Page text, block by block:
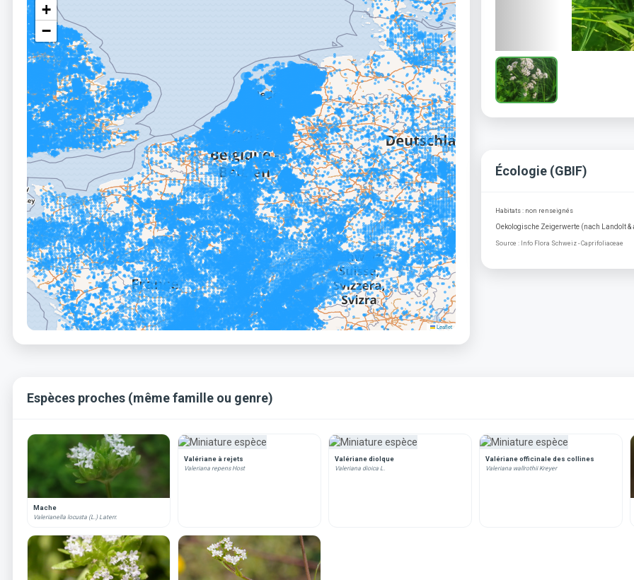
+
−
Leaflet
Écologie (GBIF)
Habitats : non renseignés
Oekologische Zeigerwerte (nach Landolt &
Source : Info Flora Schweiz - Caprifoliaceae
Espèces proches (même famille ou genre)
Mache
Valerianella locusta (L.) Laterr.
Valériane à rejets
Valeriana repens Host
Valériane dioIque
Valeriana dioica L.
Valériane officinale des collines
Valeriana wallrothii Kreyer